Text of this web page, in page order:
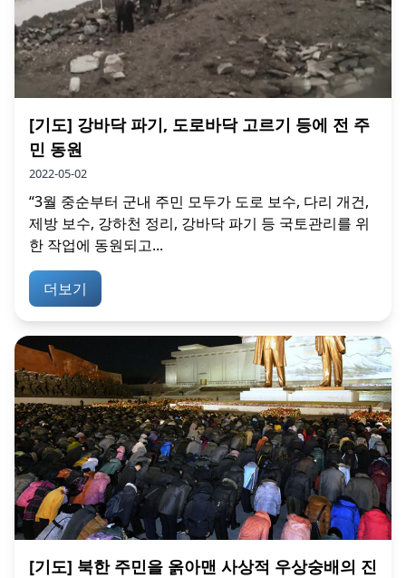
[기도] 강바닥 파기, 도로바닥 고르기 등에 전 주
민 동원
2022-05-02
“3월 중순부터 군내 주민 모두가 도로 보수, 다리 개건,
제방 보수, 강하천 정리, 강바닥 파기 등 국토관리를 위
한 작업에 동원되고...
더보기
[기도] 북한 주민을 옭아맨 사상적 우상숭배의 진